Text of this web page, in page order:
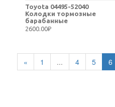
Toyota 04495-52040
Колодки тормозные
барабанные
2600.00₽
« 1 ... 4 5 6